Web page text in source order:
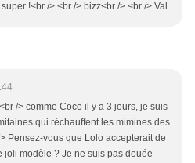
!<br /> <br /> bizz<br /> <br /> Val
/> comme Coco il y a 3 jours, je suis
qui réchauffent les mimines des
Pensez-vous que Lolo accepterait de
joli modèle ? Je ne suis pas douée